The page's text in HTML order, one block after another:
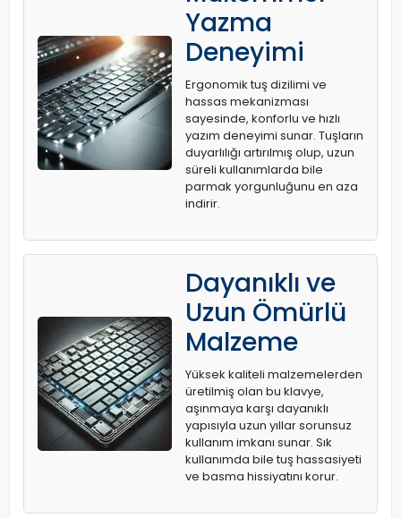
Yazma
Deneyimi
Ergonomik tuş dizilimi ve
hassas mekanizması
sayesinde, konforlu ve hızlı
yazım deneyimi sunar. Tuşların
duyarlılığı artırılmış olup, uzun
süreli kullanımlarda bile
parmak yorgunluğunu en aza
indirir.
Dayanıklı ve
Uzun Ömürlü
Malzeme
Yüksek kaliteli malzemelerden
üretilmiş olan bu klavye,
aşınmaya karşı dayanıklı
yapısıyla uzun yıllar sorunsuz
kullanım imkanı sunar. Sık
kullanımda bile tuş hassasiyeti
ve basma hissiyatını korur.